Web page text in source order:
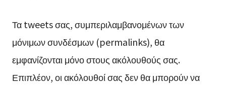
Τα tweets σας, συμπεριλαμβανομένων των
μόνιμων συνδέσμων (permalinks), θα
εμφανίζονται μόνο στους ακόλουθούς σας.
Επιπλέον, οι ακόλουθοί σας δεν θα μπορούν να